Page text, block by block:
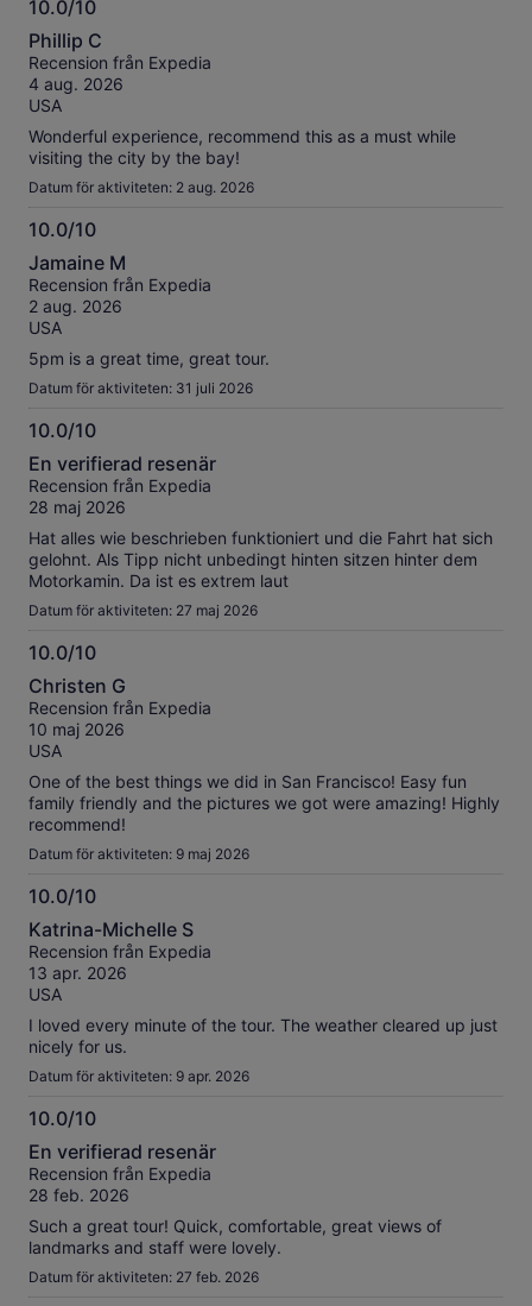
Mer
information
om
våra
verifierade
10.0/10
10.0
av
10
Phillip C
Recension från Expedia
4 aug. 2026
USA
Wonderful experience, recommend this as a must while
visiting the city by the bay!
Datum för aktiviteten: 2 aug. 2026
10.0/10
10.0
av
10
Jamaine M
Recension från Expedia
2 aug. 2026
USA
5pm is a great time, great tour.
Datum för aktiviteten: 31 juli 2026
10.0/10
10.0
av
10
En verifierad resenär
Recension från Expedia
28 maj 2026
Hat alles wie beschrieben funktioniert und die Fahrt hat sich
gelohnt. Als Tipp nicht unbedingt hinten sitzen hinter dem
Motorkamin. Da ist es extrem laut
Datum för aktiviteten: 27 maj 2026
10.0/10
10.0
av
10
Christen G
Recension från Expedia
10 maj 2026
USA
One of the best things we did in San Francisco! Easy fun
family friendly and the pictures we got were amazing! Highly
recommend!
Datum för aktiviteten: 9 maj 2026
10.0/10
10.0
av
10
Katrina-Michelle S
Recension från Expedia
13 apr. 2026
USA
I loved every minute of the tour. The weather cleared up just
nicely for us.
Datum för aktiviteten: 9 apr. 2026
10.0/10
10.0
av
10
En verifierad resenär
Recension från Expedia
28 feb. 2026
Such a great tour! Quick, comfortable, great views of
landmarks and staff were lovely.
Datum för aktiviteten: 27 feb. 2026